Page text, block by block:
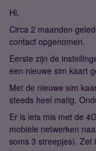
Hi,
Circa 2 maanden
contact opgenomen.
Eerste zijn de
een nieuwe sim kaart
Met de nieuwe sim
steeds heel matig.
Er is iets mis met de
mobiele netwerken
soms 3 streepjes). Zet